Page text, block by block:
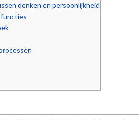
denken en persoonlijkheid